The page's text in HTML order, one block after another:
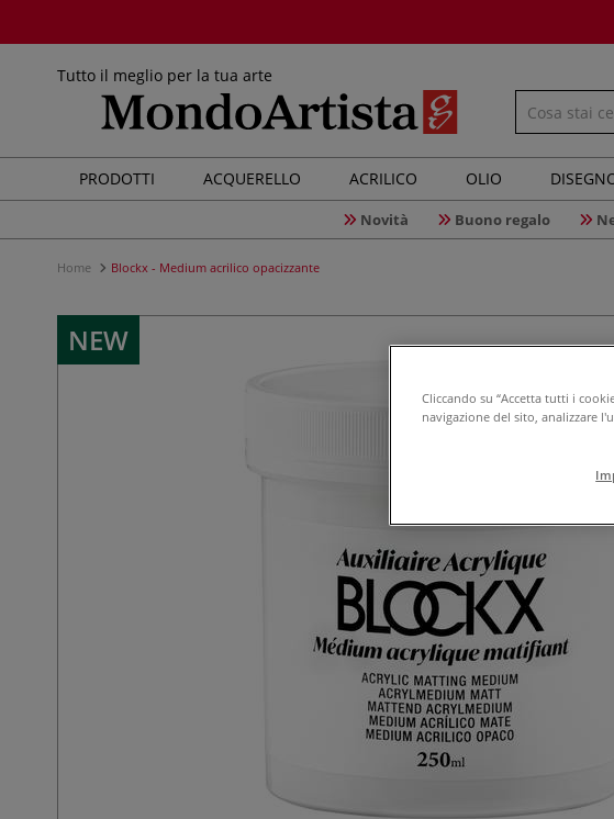
Tutto il meglio per la tua arte
PRODOTTI ACQUERELLO ACRILICO OLIO
Novità Buono regalo
Home Blockx - Medium acrilico opacizzante
NEW
Cliccando su “Accetta tutti i
navigazione del sito, analizzare